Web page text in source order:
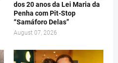
dos 20 anos da Lei Maria da
Penha com Pit-Stop
“Samáforo Delas”
August 07, 2026